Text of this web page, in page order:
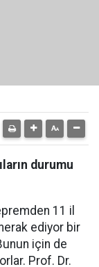
durumu
11 il
ediyor bir
için de
Prof. Dr.